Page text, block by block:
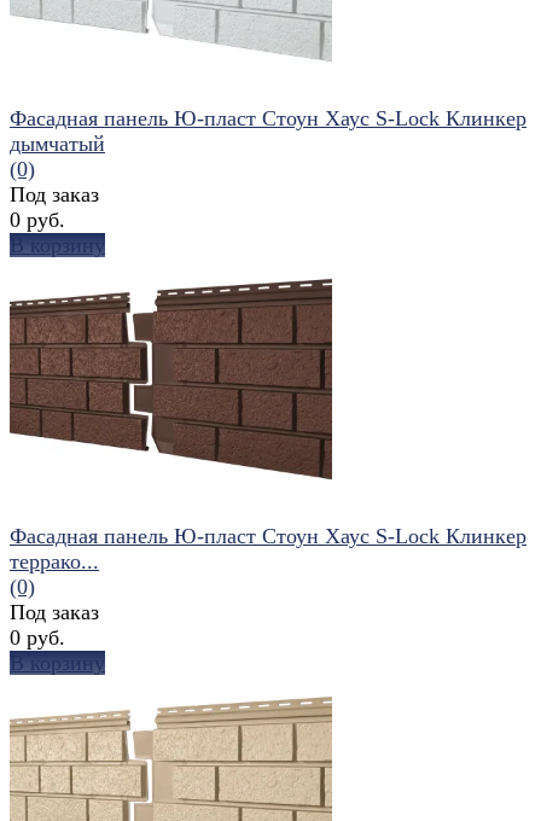
избранное сравнить
Фасадная панель Ю-пласт Стоун Хаус S-Lock Клинкер
дымчатый
(0)
Под заказ
0 руб.
В корзину
избранное сравнить
Фасадная панель Ю-пласт Стоун Хаус S-Lock Клинкер
террако...
(0)
Под заказ
0 руб.
В корзину